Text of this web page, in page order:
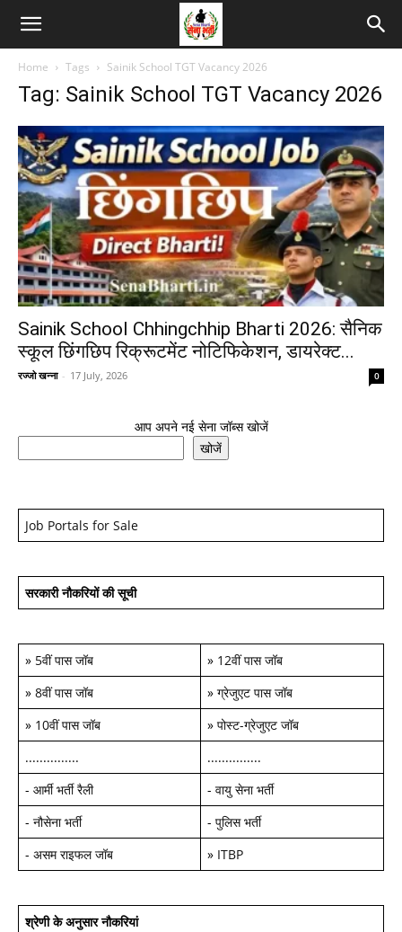
Home Tags Sainik School TGT Vacancy 2026
Tag: Sainik School TGT Vacancy 2026
Sainik School Chhingchhip Bharti 2026: सैनिक
स्कूल छिंगछिप रिक्रूटमेंट नोटिफिकेशन, डायरेक्ट...
रज्जो खन्ना - 17 July, 2026 0
आप अपने नई सेना जॉब्स खोजें
खोजें
Job Portals for Sale
सरकारी नौकरियों की सूची
» 5वीं पास जॉब » 12वीं पास जॉब
» 8वीं पास जॉब » ग्रेजुएट पास जॉब
» 10वीं पास जॉब » पोस्ट-ग्रेजुएट जॉब
...............
...............
- आर्मी भर्ती रैली - वायु सेना भर्ती
- नौसेना भर्ती - पुलिस भर्ती
- असम राइफल जॉब » ITBP
श्रेणी के अनुसार नौकरियां